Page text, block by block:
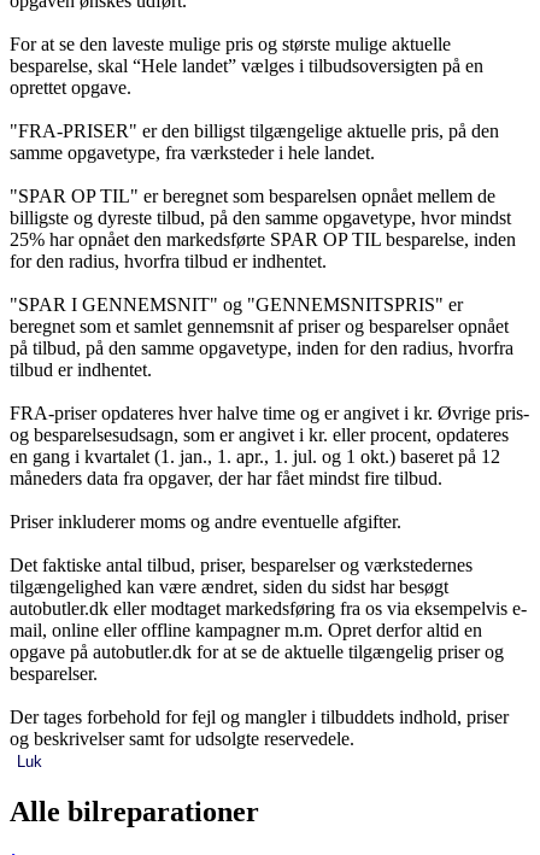
For at se den laveste mulige pris og største mulige aktuelle
besparelse, skal “Hele landet” vælges i tilbudsoversigten på en
oprettet opgave.
"FRA-PRISER" er den billigst tilgængelige aktuelle pris, på den
samme opgavetype, fra værksteder i hele landet.
"SPAR OP TIL" er beregnet som besparelsen opnået mellem de
billigste og dyreste tilbud, på den samme opgavetype, hvor mindst
25% har opnået den markedsførte SPAR OP TIL besparelse, inden
for den radius, hvorfra tilbud er indhentet.
"SPAR I GENNEMSNIT" og "GENNEMSNITSPRIS" er
beregnet som et samlet gennemsnit af priser og besparelser opnået
på tilbud, på den samme opgavetype, inden for den radius, hvorfra
tilbud er indhentet.
FRA-priser opdateres hver halve time og er angivet i kr. Øvrige pris-
og besparelsesudsagn, som er angivet i kr. eller procent, opdateres
en gang i kvartalet (1. jan., 1. apr., 1. jul. og 1 okt.) baseret på 12
måneders data fra opgaver, der har fået mindst fire tilbud.
Priser inkluderer moms og andre eventuelle afgifter.
Det faktiske antal tilbud, priser, besparelser og værkstedernes
tilgængelighed kan være ændret, siden du sidst har besøgt
autobutler.dk eller modtaget markedsføring fra os via eksempelvis e-
mail, online eller offline kampagner m.m. Opret derfor altid en
opgave på autobutler.dk for at se de aktuelle tilgængelig priser og
besparelser.
Der tages forbehold for fejl og mangler i tilbuddets indhold, priser
og beskrivelser samt for udsolgte reservedele.
Luk
Alle bilreparationer